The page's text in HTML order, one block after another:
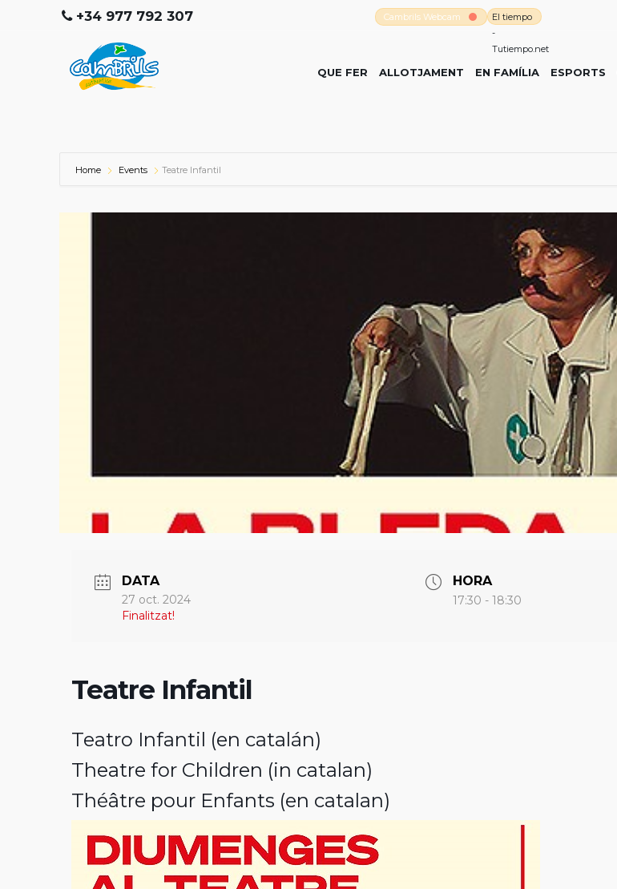
+34 977 792 307 Cambrils Webcam
El tiempo
-
Tutiempo.net
QUE FER ALLOTJAMENT EN FAMÍLIA ESPORTS
Home Events Teatre Infantil
DATA
27 oct. 2024
Finalitzat!
HORA
17:30 - 18:30
Teatre Infantil
Teatro Infantil (en catalán)
Theatre for Children (in catalan)
Théâtre pour Enfants (en catalan)